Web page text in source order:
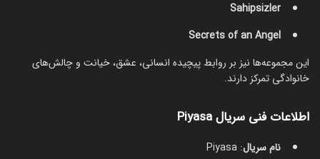
Sahipsizler
Secrets of an Angel
این مجموعه‌ها نیز بر روابط پیچیده انسانی، عشق، خیانت و چالش‌های
خانوادگی تمرکز دارند.
اطلاعات فنی سریال Piyasa
نام سریال: Piyasa